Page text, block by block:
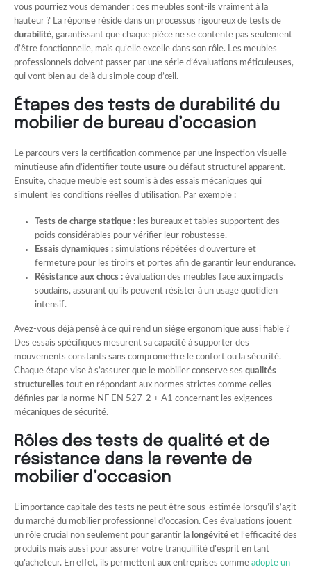
vous pourriez vous demander : ces meubles sont-ils vraiment à la
hauteur ? La réponse réside dans un processus rigoureux de tests de
durabilité, garantissant que chaque pièce ne se contente pas seulement
d’être fonctionnelle, mais qu’elle excelle dans son rôle. Les meubles
professionnels doivent passer par une série d’évaluations méticuleuses,
qui vont bien au-delà du simple coup d’œil.
Étapes des tests de durabilité du
mobilier de bureau d’occasion
Le parcours vers la certification commence par une inspection visuelle
minutieuse afin d’identifier toute usure ou défaut structurel apparent.
Ensuite, chaque meuble est soumis à des essais mécaniques qui
simulent les conditions réelles d’utilisation. Par exemple :
Tests de charge statique :les bureaux et tables supportent des
poids considérables pour vérifier leur robustesse.
Essais dynamiques :simulations répétées d’ouverture et
fermeture pour les tiroirs et portes afin de garantir leur endurance.
Résistance aux chocs :évaluation des meubles face aux impacts
soudains, assurant qu’ils peuvent résister à un usage quotidien
intensif.
Avez-vous déjà pensé à ce qui rend un siège ergonomique aussi fiable ?
Des essais spécifiques mesurent sa capacité à supporter des
mouvements constants sans compromettre le confort ou la sécurité.
Chaque étape vise à s’assurer que le mobilier conserve ses qualités
structurelles tout en répondant aux normes strictes comme celles
définies par la norme NF EN 527-2 + A1 concernant les exigences
mécaniques de sécurité.
Rôles des tests de qualité et de
résistance dans la revente de
mobilier d’occasion
L’importance capitale des tests ne peut être sous-estimée lorsqu’il s’agit
du marché du mobilier professionnel d’occasion. Ces évaluations jouent
un rôle crucial non seulement pour garantir la longévité et l’efficacité des
produits mais aussi pour assurer votre tranquillité d’esprit en tant
qu’acheteur. En effet, ils permettent aux entreprises comme adopte un